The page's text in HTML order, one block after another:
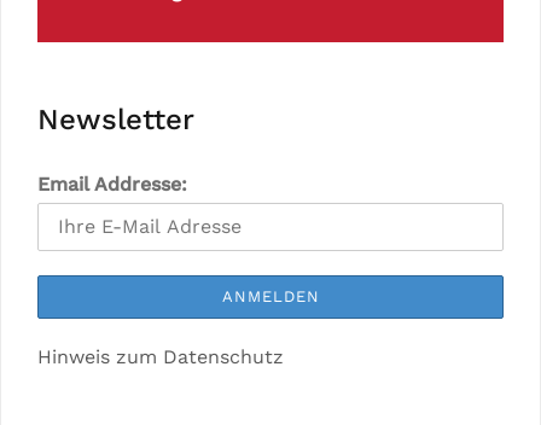
Newsletter
Email Addresse:
Hinweis zum Datenschutz